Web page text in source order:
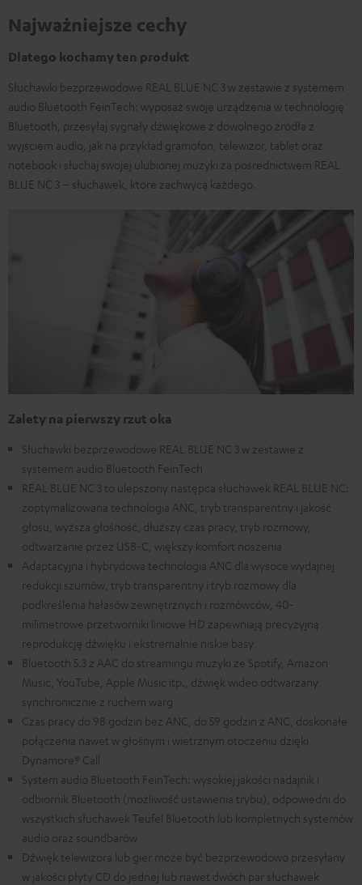
Najważniejsze cechy
Dlatego kochamy ten produkt
Słuchawki bezprzewodowe REAL BLUE NC 3 w zestawie z systemem
audio Bluetooth FeinTech: wyposaż swoje urządzenia w technologię
Bluetooth, przesyłaj sygnały dźwiękowe z dowolnego źródła z
wyjściem audio, jak na przykład gramofon, telewizor, tablet oraz
notebook i słuchaj swojej ulubionej muzyki za pośrednictwem REAL
BLUE NC 3 – słuchawek, które zachwycą każdego.
Zalety na pierwszy rzut oka
Słuchawki bezprzewodowe REAL BLUE NC 3 w zestawie z
systemem audio Bluetooth FeinTech
REAL BLUE NC 3 to ulepszony następca słuchawek REAL BLUE NC:
zoptymalizowana technologia ANC, tryb transparentny i jakość
głosu, wyższa głośność, dłuższy czas pracy, tryb rozmowy,
odtwarzanie przez USB-C, większy komfort noszenia
Adaptacyjna i hybrydowa technologia ANC dla wysoce wydajnej
redukcji szumów, tryb transparentny i tryb rozmowy dla
podkreślenia hałasów zewnętrznych i rozmówców, 40-
milimetrowe przetworniki liniowe HD zapewniają precyzyjną
reprodukcję dźwięku i ekstremalnie niskie basy
Bluetooth 5.3 z AAC do streamingu muzyki ze Spotify, Amazon
Music, YouTube, Apple Music itp., dźwięk wideo odtwarzany
synchronicznie z ruchem warg
Czas pracy do 98 godzin bez ANC, do 59 godzin z ANC, doskonałe
połączenia nawet w głośnym i wietrznym otoczeniu dzięki
Dynamore® Call
System audio Bluetooth FeinTech: wysokiej jakości nadajnik i
odbiornik Bluetooth (możliwość ustawienia trybu), odpowiedni do
wszystkich słuchawek Teufel Bluetooth lub kompletnych systemów
audio oraz soundbarów
Dźwięk telewizora lub gier może być bezprzewodowo przesyłany
w jakości płyty CD do jednej lub nawet dwóch par słuchawek